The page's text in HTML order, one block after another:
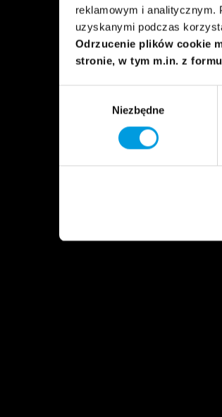
reklamowym i analitycznym.
uzyskanymi podczas
Odrzucenie plików cookie
stronie, w tym m.in. z
Niezbędne